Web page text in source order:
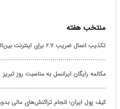
منتخب هفته
تکذیب اعمال ضریب ۲.۷ برای اینترنت بین‌الملل از سوی سازمان تنظیم مقررات
مکالمه رایگان ایرانسل به مناسبت روز تبریز
کیف پول ایران؛ انجام تراکنش‌های مالی